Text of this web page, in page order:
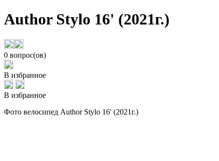
Author Stylo 16' (2021г.)
0 вопрос(ов)
В избранное
В избранное
Фото велосипед Author Stylo 16' (2021г.)